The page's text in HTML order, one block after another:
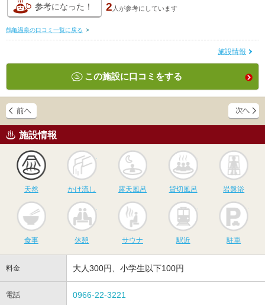
参考になった！ 2 人が参考にしています
鶴亀温泉の口コミ一覧に戻る >
施設情報
この施設に口コミをする
施設情報
天然
かけ流し
かけ流し
露天風呂
露天風呂
貸切風呂
貸切風呂 岩盤浴
食事 休憩
サウナ
サウナ 駅近 駐車
料金 大人300円、小学生以下100円
電話 0966-22-3221